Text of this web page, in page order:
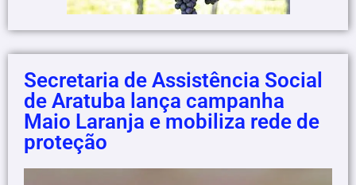
Secretaria de Assistência Social
de Aratuba lança campanha
Maio Laranja e mobiliza rede de
proteção